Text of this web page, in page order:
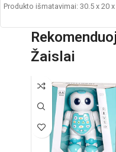
Produkto išmatavimai: 30.5 x 20
Svoris: 0,450 kg
Produkto medžiaga: plastikas
Žaislai